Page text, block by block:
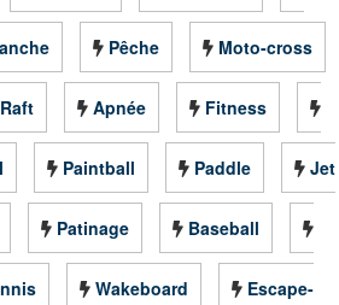
Pêche Moto-cross
Raft Apnée Fitness
Paintball Paddle Jet
Patinage Baseball
Wakeboard Escape-